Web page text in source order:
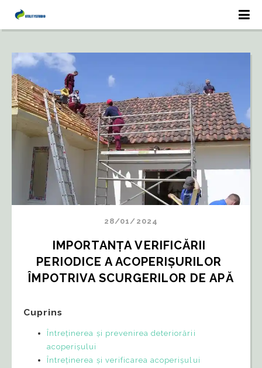
28/01/2024
IMPORTANȚA VERIFICĂRII
PERIODICE A ACOPERIȘURILOR
ÎMPOTRIVA SCURGERILOR DE APĂ
Cuprins
Întreținerea și prevenirea deteriorării
acoperișului
Întreținerea și verificarea acoperișului